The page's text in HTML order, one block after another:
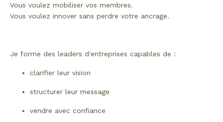
Vous voulez mobiliser vos membres.
Vous voulez innover sans perdre votre ancrage.
Je forme des leaders d'entreprises capables de :
clarifier leur vision
structurer leur message
vendre avec confiance